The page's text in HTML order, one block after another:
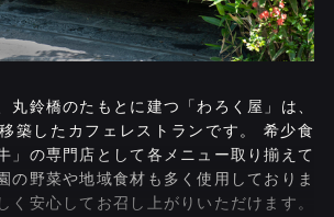
丸鈴橋のたもとに建つ「わろく屋」は、
築したカフェレストランです。 希少食
」の専門店として各メニュー取り揃えて
の野菜や地域食材も多く使用しておりま
く安心してお召し上がりいただけます。